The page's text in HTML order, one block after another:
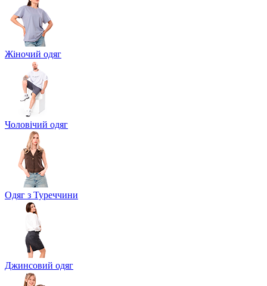
Жіночий одяг
Чоловічий одяг
Одяг з Туреччини
Джинсовий одяг